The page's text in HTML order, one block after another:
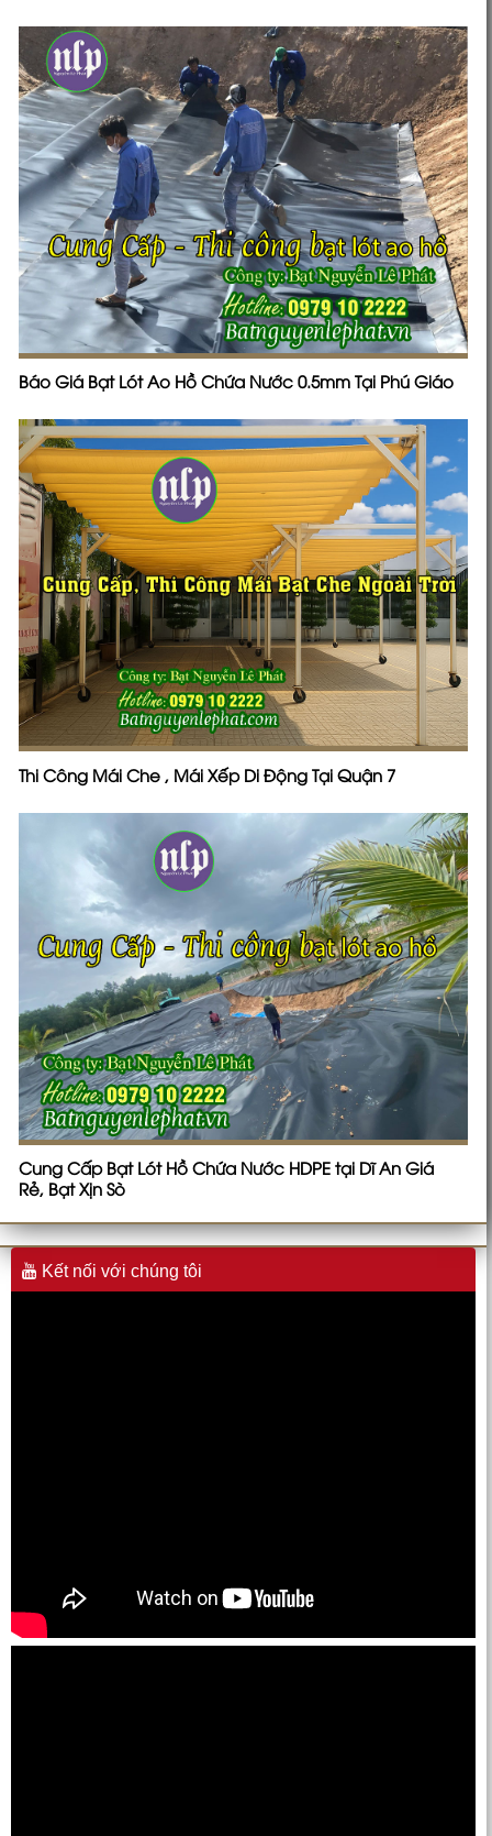
Báo Giá Bạt Lót Ao Hồ Chứa Nước 0.5mm Tại Phú Giáo
Thi Công Mái Che , Mái Xếp Di Động Tại Quận 7
Cung Cấp Bạt Lót Hồ Chứa Nước HDPE tại Dĩ An Giá
Rẻ, Bạt Xịn Sò
Kết nối với chúng tôi